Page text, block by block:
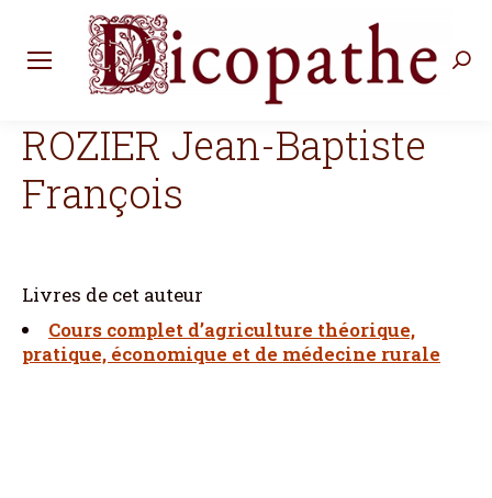
ROZIER Jean-Baptiste
François
Livres de cet auteur
Cours complet d’agriculture théorique,
pratique, économique et de médecine rurale